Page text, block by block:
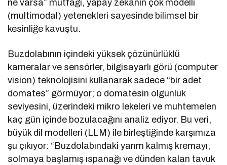
ne varsa” mutfağı, yapay zekanın çok modelli
(multimodal) yetenekleri sayesinde bilimsel bir
kesinliğe kavuştu.
Buzdolabının içindeki yüksek çözünürlüklü
kameralar ve sensörler, bilgisayarlı görü (computer
vision) teknolojisini kullanarak sadece “bir adet
domates” görmüyor; o domatesin olgunluk
seviyesini, üzerindeki mikro lekeleri ve muhtemelen
kaç gün içinde bozulacağını analiz ediyor. Bu veri,
büyük dil modelleri (LLM) ile birleştiğinde karşımıza
şu çıkıyor: “Buzdolabındaki yarım kalmış kremayı,
solmaya başlamış ıspanağı ve dünden kalan tavuk